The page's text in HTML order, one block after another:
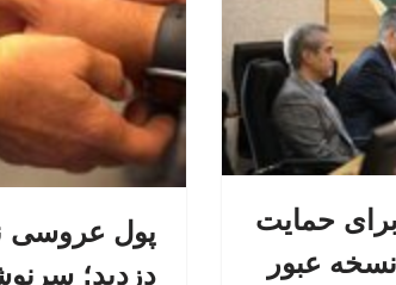
برای حمایت
عبور
پول عروسی
دزدید؛